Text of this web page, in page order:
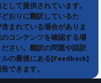
して提供されています。
おりに翻訳しているた
まれている場合がありま
コンテンツを確認する場
さい。翻訳の問題や誤訳
の最後にある[Feedback]
できます。